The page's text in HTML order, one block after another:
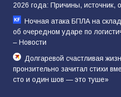
2026 года: Причины, источник,
Ночная атака БПЛА на
об очередном ударе по
– Новости
Долгаревой счастливая
пронзительно зачитал стихи
сто и один шов — это туше»